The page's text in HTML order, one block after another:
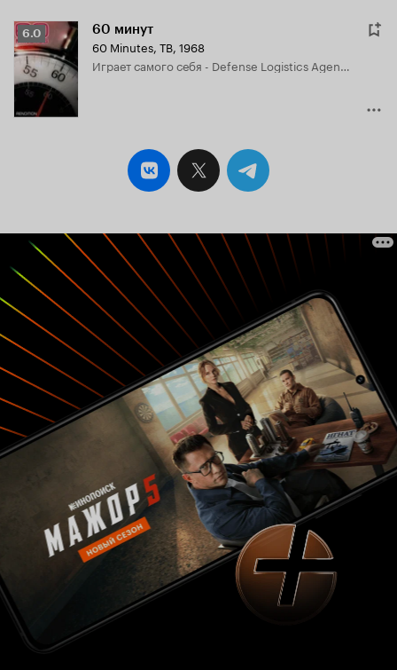
Рейтинг
Кинопоиска
6.0
6.0 60 минут
60 Minutes, ТВ, 1968
играет самого себя - Defense Logistics Agency (segment "The World's Biggest Shopping Spree")